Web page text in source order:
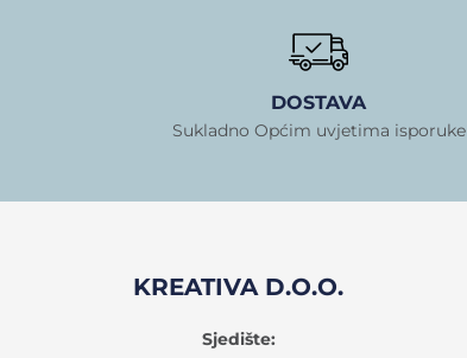
DOSTAVA
Sukladno Općim uvjetima isporuke
KREATIVA D.O.O.
Sjedište: